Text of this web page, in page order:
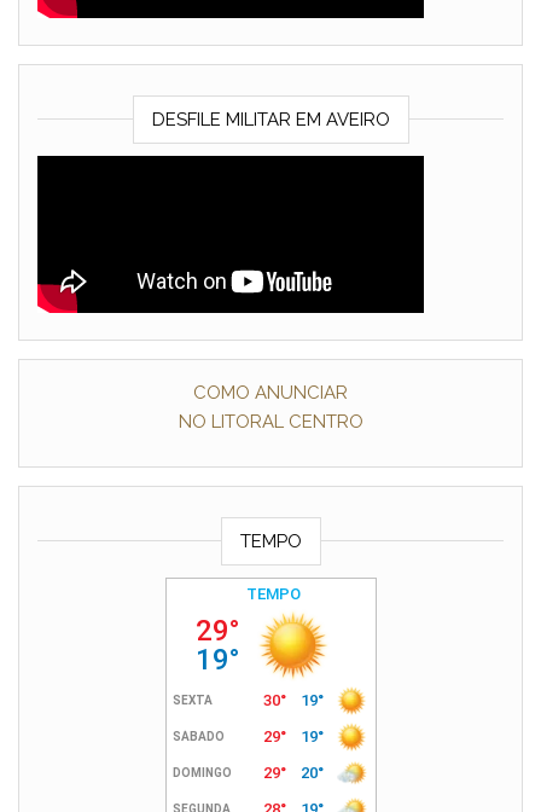
DESFILE MILITAR EM AVEIRO
COMO ANUNCIAR
NO LITORAL CENTRO
TEMPO